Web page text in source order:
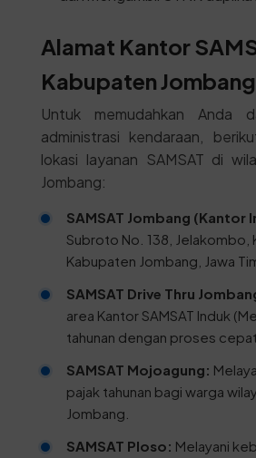
Alamat Kantor
Kabupaten Jombang
Untuk memudahkan Anda
administrasi kendaraan,
lokasi layanan SAMSAT di
Jombang:
SAMSAT Jombang (Kantor
Subroto No. 138, Jelakombo,
Kabupaten Jombang, Jawa
SAMSAT Drive Thru
area Kantor SAMSAT Induk
tahunan dengan proses
SAMSAT Mojoagung:
pajak tahunan bagi warga
Jombang.
SAMSAT Ploso: Melayani